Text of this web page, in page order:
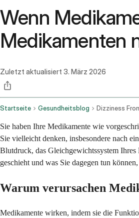
Wenn
Medikamenten
Zuletzt aktualisiert 3. März 2026
Startseite Gesundheitsblog
Sie haben Ihre Medikamente wie
Sie vielleicht denken, insbesondere nach
Blutdruck, das Gleichgewichtssystem
geschieht und was Sie dagegen tun
Warum verursachen
Medikamente wirken, indem sie die